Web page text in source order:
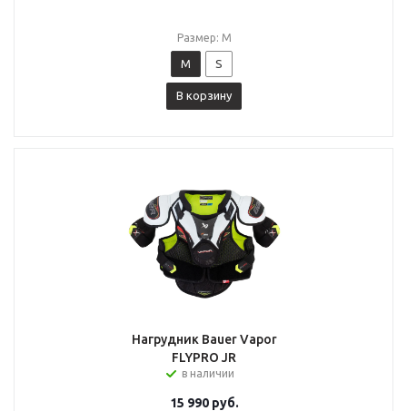
Размер: M
M S
В корзину
Нагрудник Bauer Vapor
FLYPRO JR
в наличии
15 990руб.